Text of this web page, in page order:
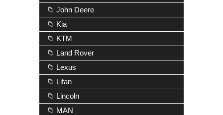
📁 John Deere
📁 Kia
📁 KTM
📁 Land Rover
📁 Lexus
📁 Lifan
📁 Lincoln
📁 MAN